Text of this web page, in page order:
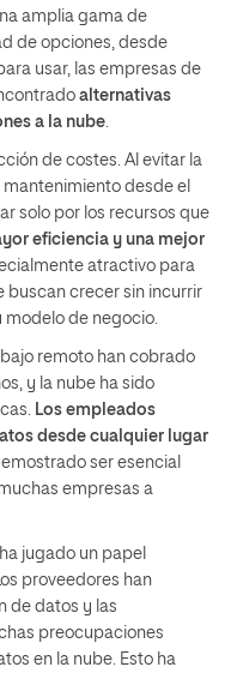
amplia gama de
de opciones, desde
usar, las empresas de
alternativas
a la nube.
de costes. Al evitar la
desde el
solo por los recursos que
eficiencia y una mejor
atractivo para
buscan crecer sin incurrir
modelo de negocio.
remoto han cobrado
y la nube ha sido
Los empleados
desde cualquier lugar
ser esencial
empresas a
jugado un papel
proveedores han
de datos y las
preocupaciones
en la nube. Esto ha